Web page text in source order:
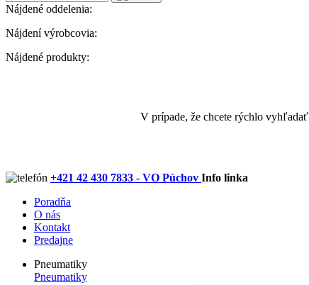
Nájdené oddelenia:
Nájdení výrobcovia:
Nájdené produkty:
V prípade, že chcete rýchlo
+421 42 430 7833 - VO Púchov Info linka
Poradňa
O nás
Kontakt
Predajne
Pneumatiky
Pneumatiky